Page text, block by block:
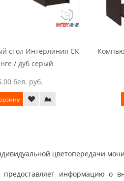
стол Интерлиния СК
/ дуб серый
бел. руб.
цветопередачи
предоставляет информацию о